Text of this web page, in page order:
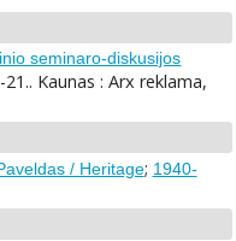
seminaro-diskusijos
21.. Kaunas : Arx reklama,
/ Heritage; 1940-